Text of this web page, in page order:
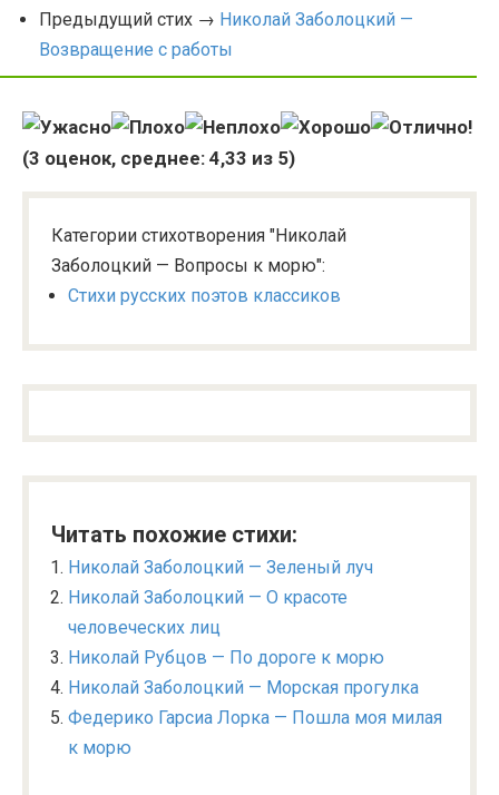
Предыдущий стих → Николай Заболоцкий —
Возвращение с работы
(3 оценок, среднее: 4,33 из 5)
Категории стихотворения "Николай
Заболоцкий — Вопросы к морю":
Стихи русских поэтов классиков
Читать похожие стихи:
Николай Заболоцкий — Зеленый луч
Николай Заболоцкий — О красоте
человеческих лиц
Николай Рубцов — По дороге к морю
Николай Заболоцкий — Морская прогулка
Федерико Гарсиа Лорка — Пошла моя милая
к морю